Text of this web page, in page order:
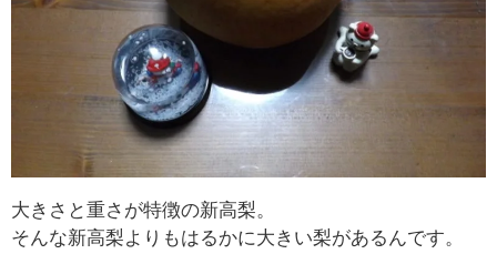
大きさと重さが特徴の新高梨。
そんな新高梨よりもはるかに大きい梨があるんです。